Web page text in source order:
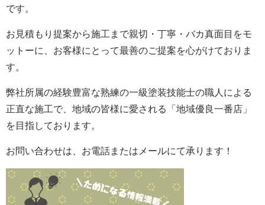
です。
お見積もり提案から施工まで親切・丁寧・バカ真面目をモ
ットーに、お客様にとって最善のご提案を心がけておりま
す。
弊社所属の経験豊富な熟練の一級塗装技能士の職人による
正直な施工で、地域の皆様に愛される「地域優良一番店」
を目指しております。
お問い合わせは、お電話またはメールにて承ります！